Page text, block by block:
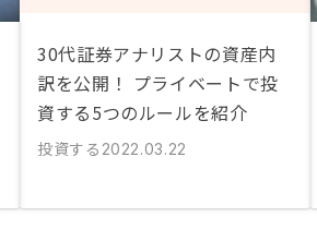
30代証券アナリストの資産内
訳を公開！ プライベートで投
資する5つのルールを紹介
投資する 2022.03.22